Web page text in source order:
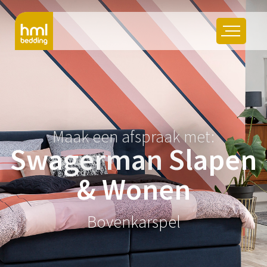
Maak een afspraak met:
Swagerman Slapen
& Wonen
Bovenkarspel